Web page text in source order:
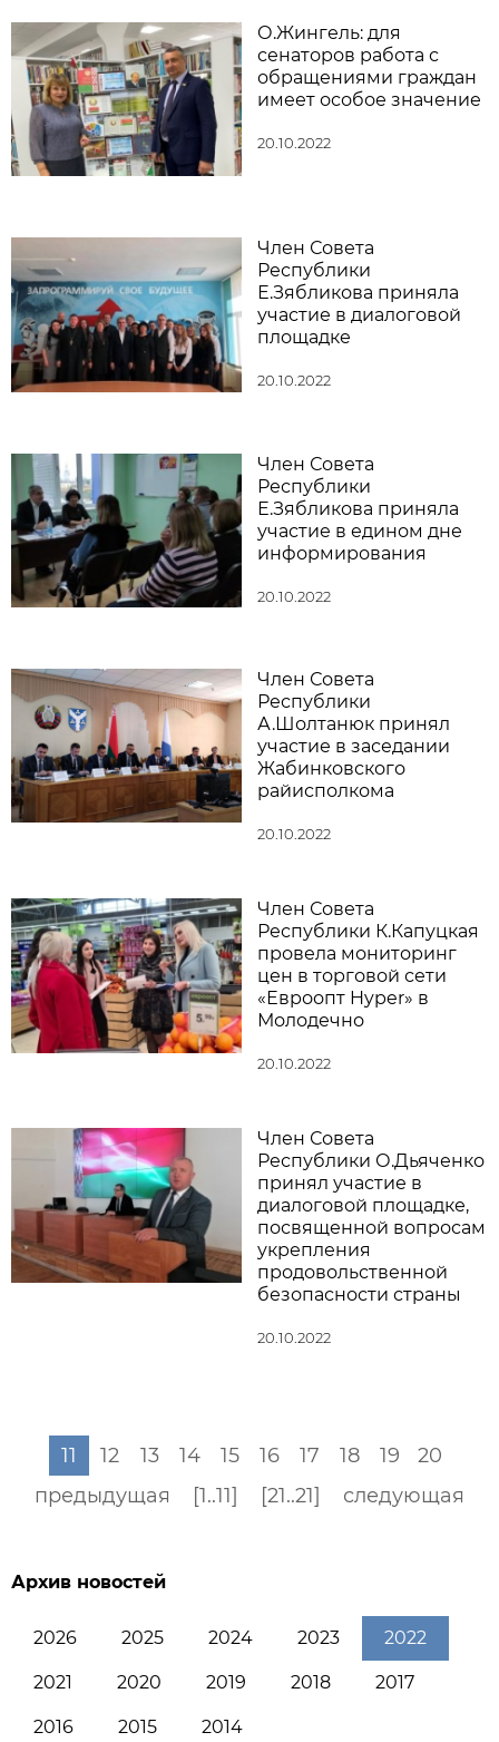
О.Жингель: для
сенаторов работа с
обращениями граждан
имеет особое значение
20.10.2022
Член Совета
Республики
Е.Зябликова приняла
участие в диалоговой
площадке
20.10.2022
Член Совета
Республики
Е.Зябликова приняла
участие в едином дне
информирования
20.10.2022
Член Совета
Республики
А.Шолтанюк принял
участие в заседании
Жабинковского
райисполкома
20.10.2022
Член Совета
Республики К.Капуцкая
провела мониторинг
цен в торговой сети
«Евроопт Hyper» в
Молодечно
20.10.2022
Член Совета
Республики О.Дьяченко
принял участие в
диалоговой площадке,
посвященной вопросам
укрепления
продовольственной
безопасности страны
20.10.2022
предыдущая [1..11]
11 12 13 14 15 16 17 18 19
20
[21..21]
следующая
Архив новостей
2026 2025 2024 2023 2022
2021 2020 2019 2018 2017
2016 2015 2014